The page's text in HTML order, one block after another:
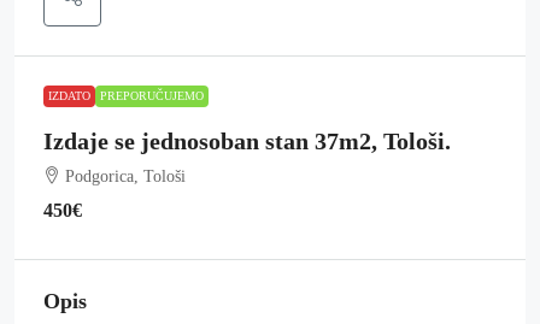
IZDATO PREPORUČUJEMO
Izdaje se jednosoban stan 37m2, Tološi.
Podgorica, Tološi
450€
Opis